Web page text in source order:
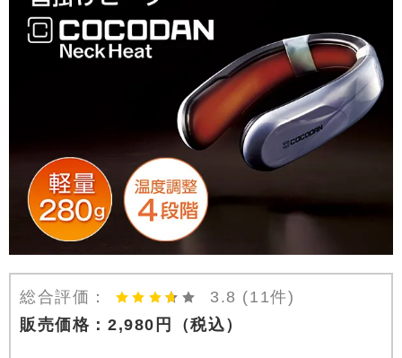
総合評価： 3.8 (11件)
販売価格： 2,980 円 （税込）